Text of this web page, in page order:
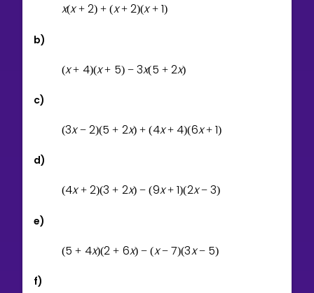
x(x + 2) + (x + 2)(x + 1)
b)
(x + 4)(x + 5) − 3x(5 + 2x)
c)
(3x − 2)(5 + 2x) + (4x + 4)(6x + 1)
d)
(4x + 2)(3 + 2x) − (9x + 1)(2x − 3)
e)
(5 + 4x)(2 + 6x) − (x − 7)(3x − 5)
f)